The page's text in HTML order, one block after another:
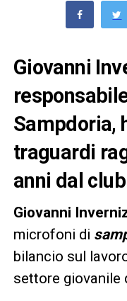
Giovanni
Sampdoria,
traguardi
anni dal club
Giovanni
microfoni di
bilancio sul
settore giovanile